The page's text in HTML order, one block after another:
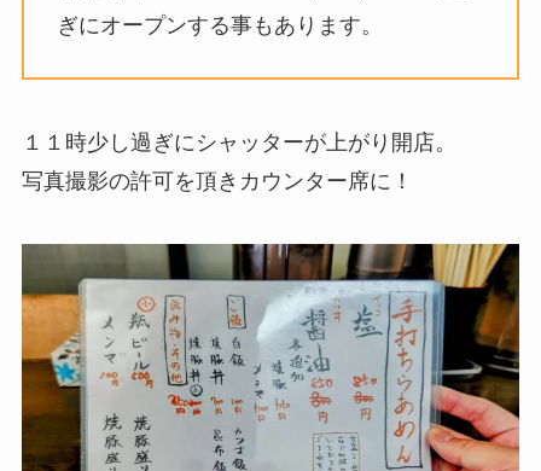
ぎにオープンする事もあります。
１１時少し過ぎにシャッターが上がり開店。
写真撮影の許可を頂きカウンター席に！